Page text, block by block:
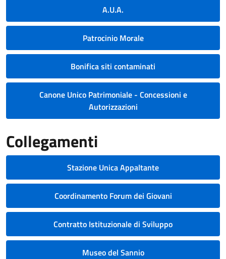
A.U.A.
Patrocinio Morale
Bonifica siti contaminati
Canone Unico Patrimoniale - Concessioni e
Autorizzazioni
Collegamenti
Stazione Unica Appaltante
Coordinamento Forum dei Giovani
Contratto Istituzionale di Sviluppo
Museo del Sannio